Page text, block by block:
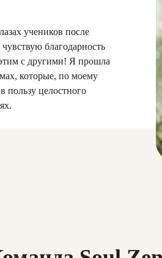
учеников после
благодарность
с другими! Я прошла
которые, по моему
пользу целостного